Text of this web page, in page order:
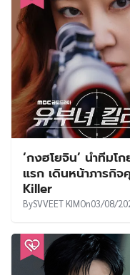
‘กงฮโยจิน’ นำทีม
แรก เดินหน้าภารกิ
Killer
BySVVEET KIMOn03/08/